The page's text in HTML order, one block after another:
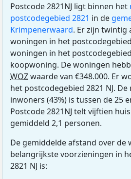
Postcode 2821NJ ligt binnen het
postcodegebied 2821 in de
Krimpenerwaard. Er zijn twintig
woningen in het postcodegebied
woningen in het postcodegebied
koopwoning. De woningen
WOZwaarde van €348.000. Er
het postcodegebied 2821 NJ.
inwoners (43%) is tussen de 25
Postcode 2821NJ telt vijftien
gemiddeld 2,1 personen.
De gemiddelde afstand over de
belangrijkste voorzieningen in
2821 NJ is: